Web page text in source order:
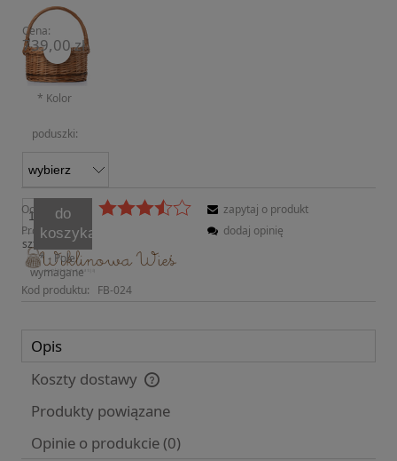
Cena:
739,00 zł
* Kolor
poduszki:
szt.
do
koszyka
* - Pole
wymagane
Ocena:
Producent:
Kod produktu: FB-024
zapytaj o produkt
dodaj opinię
Opis
Koszty dostawy
Cena nie zawiera ewentualnych kosztów płatności
Produkty powiązane
Opinie o produkcie (0)